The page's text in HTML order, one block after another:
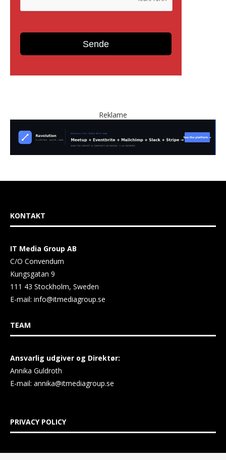
Reklame
KONTAKT
IT Media Group AB
C/O Convendum
Kungsgatan 9
111 43 Stockholm, Sweden
E-mail: info@itmediagroup.se
TEAM
Ansvarlig udgiver og Direktør:
Annika Guldroth
E-mail: annika@itmediagroup.se
PRIVACY POLICY
IT MEDIA GROUP Data Privacy Policy